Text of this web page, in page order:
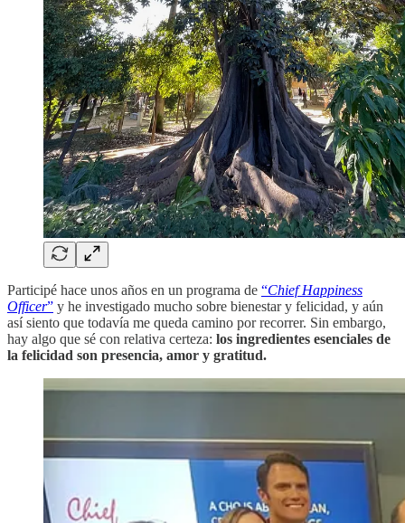
Participé hace unos años en un programa de “Chief Happiness
Officer” y he investigado mucho sobre bienestar y felicidad, y aún
así siento que todavía me queda camino por recorrer. Sin embargo,
hay algo que sé con relativa certeza: los ingredientes esenciales de
la felicidad son presencia, amor y gratitud.